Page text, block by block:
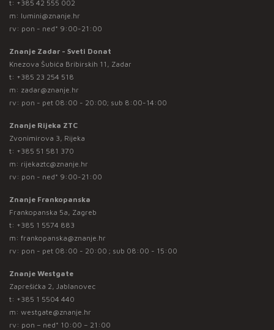
t: +385 42 555 002
m: lumini@znanje.hr
rv: pon - ned* 9:00-21:00
Znanje Zadar - Sveti Donat
Knezova Šubića Bribirskih 11, Zadar
t: +385 23 254 518
m: zadar@znanje.hr
rv: pon - pet 08:00 - 20:00; sub 8:00-14:00
Znanje Rijeka ZTC
Zvonimirova 3, Rijeka
t: +385 51 581 370
m: rijekaztc@znanje.hr
rv: pon - ned* 9:00-21:00
Znanje Frankopanska
Frankopanska 5a, Zagreb
t: +385 1 5574 883
m: frankopanska@znanje.hr
rv: pon - pet 08:00 - 20:00 ; sub 08:00 - 15:00
Znanje Westgate
Zaprešićka 2, Jablanovec
t: +385 1 5504 440
m: westgate@znanje.hr
rv: pon – ned* 10:00 – 21:00